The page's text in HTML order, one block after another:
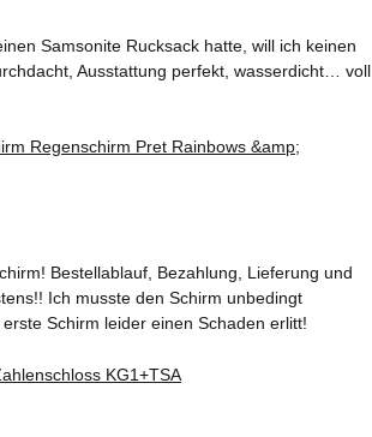
Samsonite Rucksack hatte, will ich keinen
Ausstattung perfekt, wasserdicht… voll
Bestellablauf, Bezahlung, Lieferung und
Ich musste den Schirm unbedingt
Schirm leider einen Schaden erlitt!